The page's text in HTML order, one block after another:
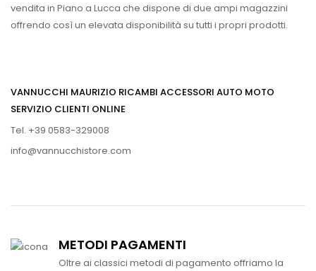
vendita in Piano a Lucca che dispone di due ampi magazzini
offrendo così un elevata disponibilità su tutti i propri prodotti.
VANNUCCHI MAURIZIO RICAMBI ACCESSORI AUTO MOTO
SERVIZIO CLIENTI ONLINE
Tel. +39 0583-329008
info@vannucchistore.com
METODI PAGAMENTI
Oltre ai classici metodi di pagamento offriamo la